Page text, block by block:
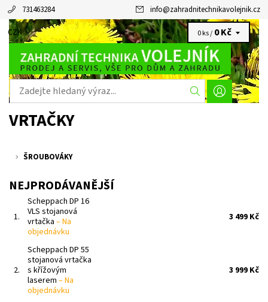
731463284 info@zahradnitechnikavolejnik.cz
CZK 0 ks / 0 Kč
VRTAČKY
ŠROUBOVÁKY
NEJPRODÁVANĚJŠÍ
1.
Scheppach DP 16
VLS stojanová
vrtačka –Na
objednávku
3 499 Kč
2.
Scheppach DP 55
stojanová vrtačka
s křížovým
laserem –Na
objednávku
3 999 Kč